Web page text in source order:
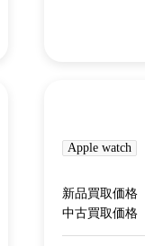
Apple watch
新品買取価格
中古買取価格